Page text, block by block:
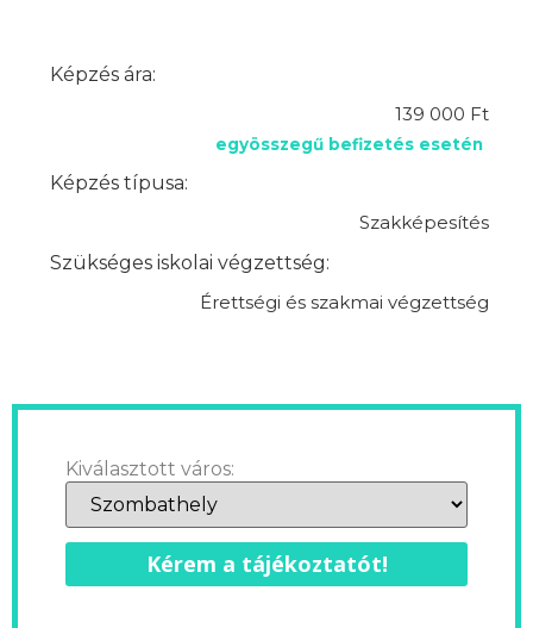
Képzés ára:
139 000 Ft
egyösszegű befizetés esetén
Képzés típusa:
Szakképesítés
Szükséges iskolai végzettség:
Érettségi és szakmai végzettség
Kiválasztott város:
Kérem a tájékoztatót!